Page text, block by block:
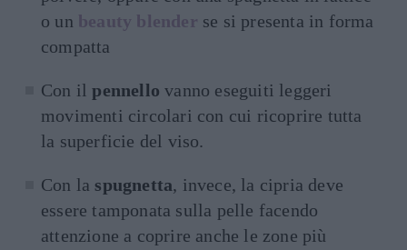
o un beauty blender se si presenta in forma
compatta
Con ilpennello vanno eseguiti leggeri
movimenti circolari con cui ricoprire tutta
la superficie del viso.
Con la spugnetta, invece, la cipria deve
essere tamponata sulla pelle facendo
attenzione a coprire anche le zone più